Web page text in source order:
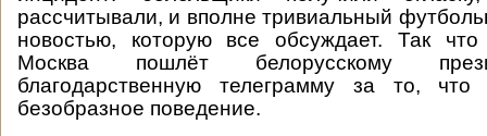
рассчитывали, и вполне тривиальный
новостью, которую все обсуждает. Так
Москва пошлёт белорусскому
благодарственную телеграмму за то,
безобразное поведение.